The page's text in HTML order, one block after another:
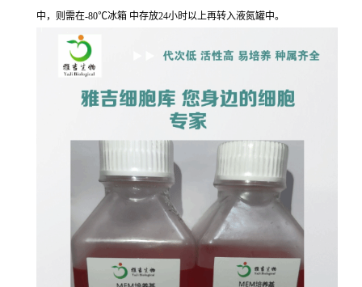
中，则需在-80℃冰箱 中存放24小时以上再转入液氮罐中。